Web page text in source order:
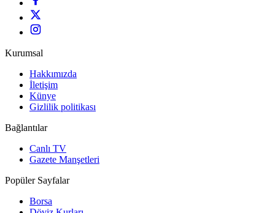
Kurumsal
Hakkımızda
İletişim
Künye
Gizlilik politikası
Bağlantılar
Canlı TV
Gazete Manşetleri
Popüler Sayfalar
Borsa